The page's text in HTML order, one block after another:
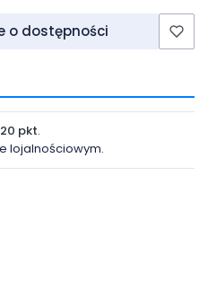
o dostępności
pkt.
lojalnościowym.